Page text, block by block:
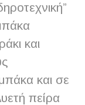
και
και σε
πείρα